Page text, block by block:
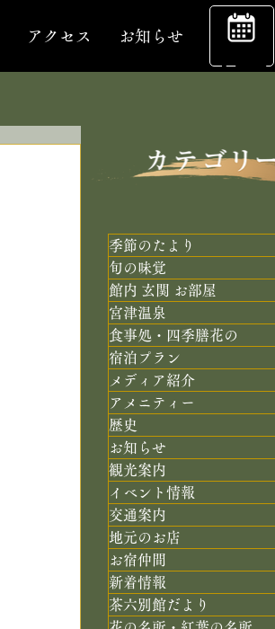
アクセス お知らせ
宿
泊
予
約
季節のたより
旬の味覚
館内 玄関 お部屋
宮津温泉
食事処・四季膳花の
宿泊プラン
メディア紹介
アメニティー
歴史
お知らせ
観光案内
イベント情報
交通案内
地元のお店
お宿仲間
新着情報
茶六別館だより